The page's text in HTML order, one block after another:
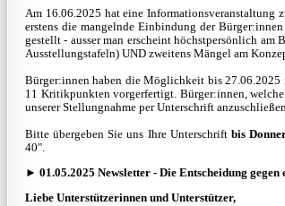
Am 16.06.2025 hat eine Informationsveranstaltung
erstens die mangelnde Einbindung der
gestellt - ausser man erscheint höchstpersönlich
Ausstellungstafeln) UND zweitens Mängel am
Bürger:innen haben die Möglichkeit bis 27.06.2025
11 Kritikpunkten vorgerfertigt. Bürger:innen,
unserer Stellungnahme per Unterschrift anzuschließen.
Bitte übergeben Sie uns Ihre Unterschrift bis
40".
► 01.05.2025 Newsletter - Die Entscheidung
Liebe Unterstützerinnen und Unterstützer,